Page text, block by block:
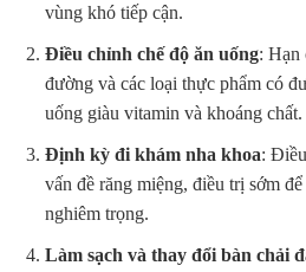
vùng khó tiếp cận.
Điều chỉnh chế độ ăn uống: Hạn
đường và các loại thực phẩm có
uống giàu vitamin và khoáng chất.
Định kỳ đi khám nha khoa:
vấn đề răng miệng, điều trị sớm
nghiêm trọng.
Làm sạch và thay đổi bàn chải